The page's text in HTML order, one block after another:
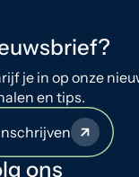
je in op onze
en tips.
ons